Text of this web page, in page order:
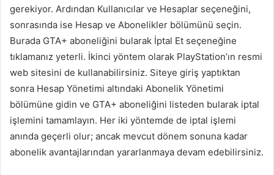
gerekiyor. Ardından Kullanıcılar ve Hesaplar seçeneğini,
sonrasında ise Hesap ve Abonelikler bölümünü seçin.
Burada GTA+ aboneliğini bularak İptal Et seçeneğine
tıklamanız yeterli. İkinci yöntem olarak PlayStation’ın resmi
web sitesini de kullanabilirsiniz. Siteye giriş yaptıktan
sonra Hesap Yönetimi altındaki Abonelik Yönetimi
bölümüne gidin ve GTA+ aboneliğini listeden bularak iptal
işlemini tamamlayın. Her iki yöntemde de iptal işlemi
anında geçerli olur; ancak mevcut dönem sonuna kadar
abonelik avantajlarından yararlanmaya devam edebilirsiniz.